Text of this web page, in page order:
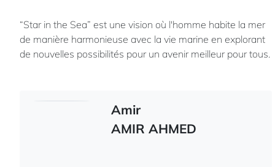
“Star in the Sea” est une vision où l'homme habite la mer
de manière harmonieuse avec la vie marine en explorant
de nouvelles possibilités pour un avenir meilleur pour tous.
Amir
AMIR AHMED